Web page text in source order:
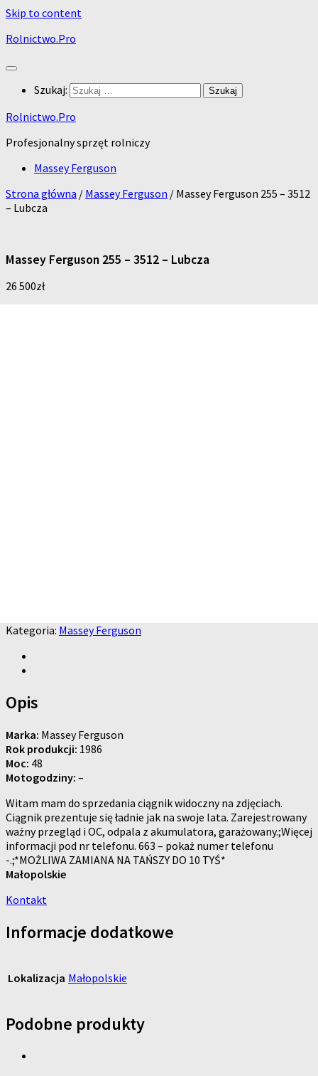
Skip to content
Rolnictwo.Pro
Szukaj:
Rolnictwo.Pro
Profesjonalny sprzęt rolniczy
Massey Ferguson
Strona główna / Massey Ferguson / Massey Ferguson 255 – 3512
– Lubcza
Massey Ferguson 255 – 3512 – Lubcza
26 500zł
Kategoria: Massey Ferguson
Opis
Marka: Massey Ferguson
Rok produkcji: 1986
Moc: 48
Motogodziny: –
Witam mam do sprzedania ciągnik widoczny na zdjęciach.
Ciągnik prezentuje się ładnie jak na swoje lata. Zarejestrowany
ważny przegląd i OC, odpala z akumulatora, garażowany.;Więcej
informacji pod nr telefonu. 663 – pokaż numer telefonu
-.;*MOŻLIWA ZAMIANA NA TAŃSZY DO 10 TYŚ*
Małopolskie
Kontakt
Informacje dodatkowe
Lokalizacja Małopolskie
Podobne produkty